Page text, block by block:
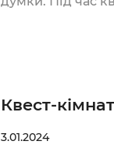
Квест-
3.01.2024